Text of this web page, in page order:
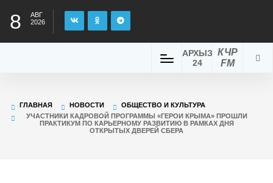
8
АВГ
2026
КЧР
FM
АРХЫЗ
24
ГЛАВНАЯ НОВОСТИ
ОБЩЕСТВО И КУЛЬТУРА
УЧАСТНИКИ КАДРОВОЙ ПРОГРАММЫ «ГЕРОИ КРЫМА» ПРОШЛИ
ПРАКТИКУМ ПО КАРЬЕРНОМУ РАЗВИТИЮ В РАМКАХ ДНЯ
ОТКРЫТЫХ ДВЕРЕЙ СБЕРА